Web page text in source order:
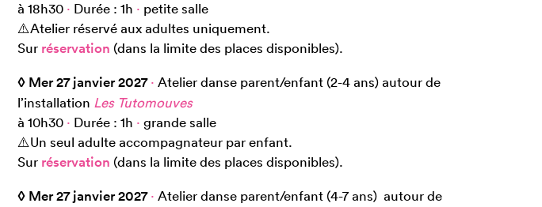
à 18h30 · Durée : 1h · petite salle
⚠️Atelier réservé aux adultes uniquement.
Sur réservation (dans la limite des places disponibles).
◊ Mer 27 janvier 2027 · Atelier danse parent/enfant (2-4 ans) autour de
l’installation Les Tutomouves
à 10h30 · Durée : 1h · grande salle
⚠️Un seul adulte accompagnateur par enfant.
Sur réservation (dans la limite des places disponibles).
◊ Mer 27 janvier 2027 · Atelier danse parent/enfant (4-7 ans) autour de